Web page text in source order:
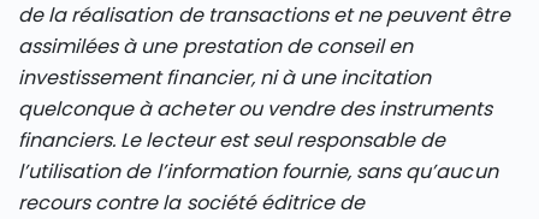
de la réalisation de transactions et ne peuvent être
assimilées à une prestation de conseil en
investissement financier, ni à une incitation
quelconque à acheter ou vendre des instruments
financiers. Le lecteur est seul responsable de
l’utilisation de l’information fournie, sans qu’aucun
recours contre la société éditrice de